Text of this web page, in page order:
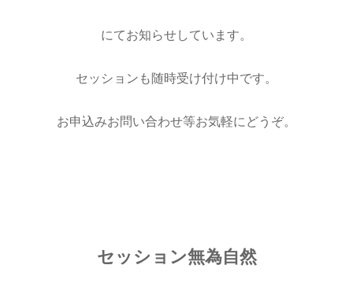
にてお知らせしています。
セッションも随時受け付け中です。
お申込みお問い合わせ等お気軽にどうぞ。
セッション無為自然